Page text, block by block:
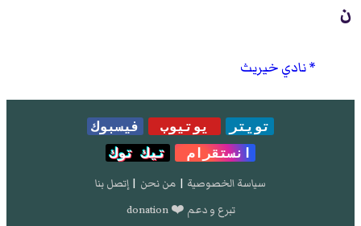
ن
نادي خيريث
تويتر يوتيوب
فيسبوك
انستقرام
تيك توك
سياسة الخصوصية | من نحن | إتصل بنا
تبرع و دعم ❤️ donation